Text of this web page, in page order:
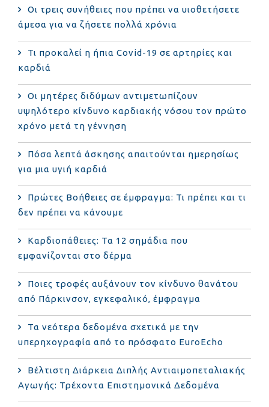
Οι τρεις συνήθειες που πρέπει να υιοθετήσετε
άμεσα για να ζήσετε πολλά χρόνια
Τι προκαλεί η ήπια Covid-19 σε αρτηρίες και
καρδιά
Οι μητέρες διδύμων αντιμετωπίζουν
υψηλότερο κίνδυνο καρδιακής νόσου τον πρώτο
χρόνο μετά τη γέννηση
Πόσα λεπτά άσκησης απαιτούνται ημερησίως
για μια υγιή καρδιά
Πρώτες Βοήθειες σε έμφραγμα: Τι πρέπει και τι
δεν πρέπει να κάνουμε
Καρδιοπάθειες: Τα 12 σημάδια που
εμφανίζονται στο δέρμα
Ποιες τροφές αυξάνουν τον κίνδυνο θανάτου
από Πάρκινσον, εγκεφαλικό, έμφραγμα
Τα νεότερα δεδομένα σχετικά με την
υπερηχογραφία από το πρόσφατο EuroEcho
Bέλτιστη Διάρκεια Διπλής Αντιαιμοπεταλιακής
Αγωγής: Τρέχοντα Επιστημονικά Δεδομένα